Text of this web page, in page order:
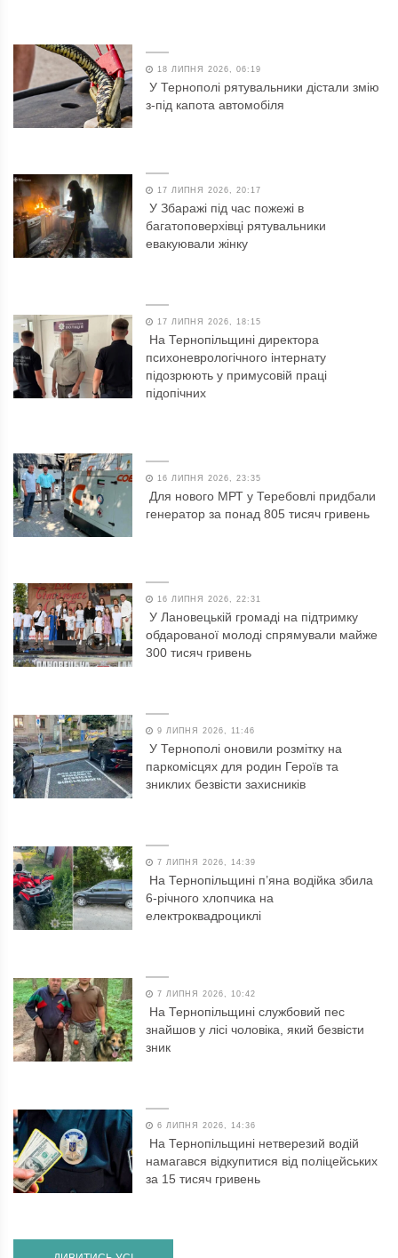
18 ЛИПНЯ 2026, 06:19
У Тернополі рятувальники дістали змію
з-під капота автомобіля
17 ЛИПНЯ 2026, 20:17
У Збаражі під час пожежі в
багатоповерхівці рятувальники
евакуювали жінку
17 ЛИПНЯ 2026, 18:15
На Тернопільщині директора
психоневрологічного інтернату
підозрюють у примусовій праці
підопічних
16 ЛИПНЯ 2026, 23:35
Для нового МРТ у Теребовлі придбали
генератор за понад 805 тисяч гривень
16 ЛИПНЯ 2026, 22:31
У Лановецькій громаді на підтримку
обдарованої молоді спрямували майже
300 тисяч гривень
9 ЛИПНЯ 2026, 11:46
У Тернополі оновили розмітку на
паркомісцях для родин Героїв та
зниклих безвісти захисників
7 ЛИПНЯ 2026, 14:39
На Тернопільщині п’яна водійка збила
6-річного хлопчика на
електроквадроциклі
7 ЛИПНЯ 2026, 10:42
На Тернопільщині службовий пес
знайшов у лісі чоловіка, який безвісти
зник
6 ЛИПНЯ 2026, 14:36
На Тернопільщині нетверезий водій
намагався відкупитися від поліцейських
за 15 тисяч гривень